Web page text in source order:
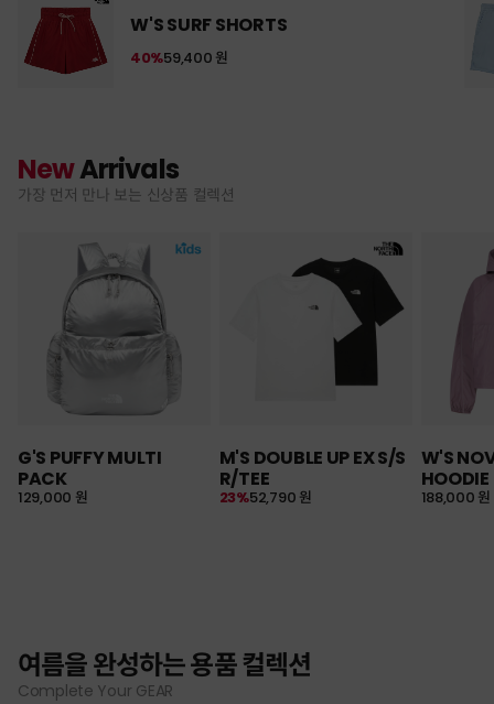
W'S SURF SHORTS
59,400 원
40%
NewArrivals
가장 먼저 만나 보는 신상품 컬렉션
G'S PUFFY MULTI
PACK
129,000 원
M'S DOUBLE UP EX S/S
R/TEE
52,790 원
23%
W'S
HOODIE
188,000 원
여름을 완성하는 용품 컬렉션
Complete Your GEAR